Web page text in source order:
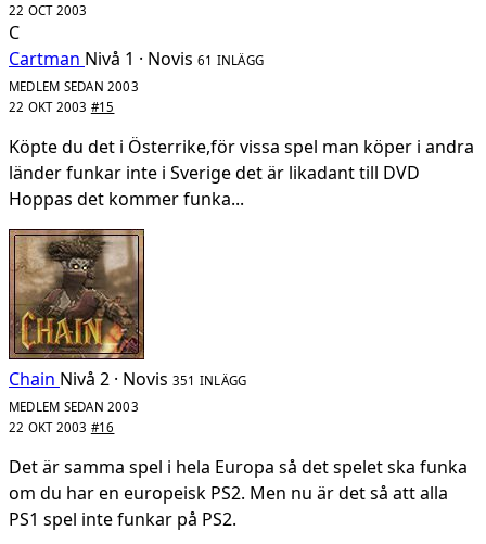
22 OCT 2003
C
Cartman Nivå 1 · Novis 61 INLÄGG
MEDLEM SEDAN 2003
22 OKT 2003 #15
Köpte du det i Österrike,för vissa spel man köper i andra
länder funkar inte i Sverige det är likadant till DVD
Hoppas det kommer funka...
Chain Nivå 2 · Novis 351 INLÄGG
MEDLEM SEDAN 2003
22 OKT 2003 #16
Det är samma spel i hela Europa så det spelet ska funka
om du har en europeisk PS2. Men nu är det så att alla
PS1 spel inte funkar på PS2.